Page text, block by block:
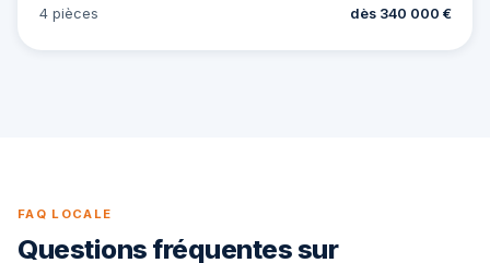
4 pièces
dès 340 000 €
FAQ LOCALE
Questions fréquentes sur